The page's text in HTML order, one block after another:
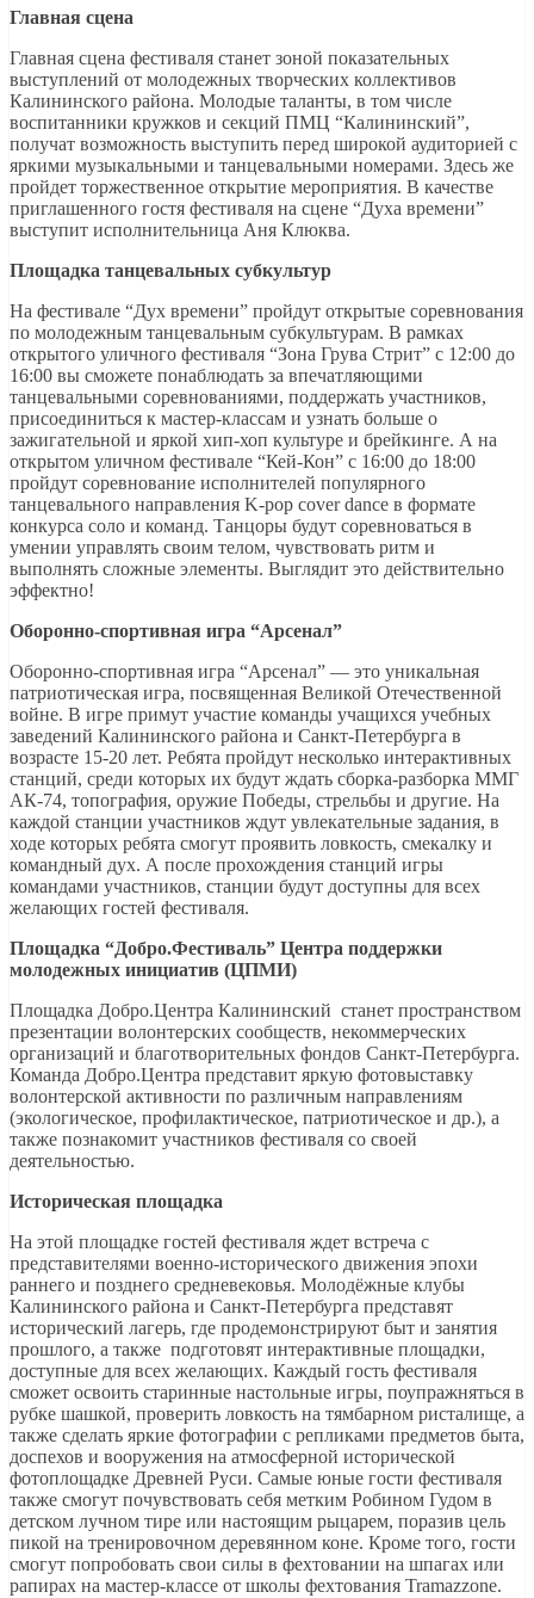
Главная сцена
Главная сцена фестиваля станет зоной показательных
выступлений от молодежных творческих коллективов
Калининского района. Молодые таланты, в том числе
воспитанники кружков и секций ПМЦ “Калининский”,
получат возможность выступить перед широкой аудиторией с
яркими музыкальными и танцевальными номерами. Здесь же
пройдет торжественное открытие мероприятия. В качестве
приглашенного гостя фестиваля на сцене “Духа времени”
выступит исполнительница Аня Клюква.
Площадка танцевальных субкультур
На фестивале “Дух времени” пройдут открытые соревнования
по молодежным танцевальным субкультурам. В рамках
открытого уличного фестиваля “Зона Грува Стрит” с 12:00 до
16:00 вы сможете понаблюдать за впечатляющими
танцевальными соревнованиями, поддержать участников,
присоединиться к мастер-классам и узнать больше о
зажигательной и яркой хип-хоп культуре и брейкинге. А на
открытом уличном фестивале “Кей-Кон” с 16:00 до 18:00
пройдут соревнование исполнителей популярного
танцевального направления K-pop cover dance в формате
конкурса соло и команд. Танцоры будут соревноваться в
умении управлять своим телом, чувствовать ритм и
выполнять сложные элементы. Выглядит это действительно
эффектно!
Оборонно-спортивная игра “Арсенал”
Оборонно-спортивная игра “Арсенал” — это уникальная
патриотическая игра, посвященная Великой Отечественной
войне. В игре примут участие команды учащихся учебных
заведений Калининского района и Санкт-Петербурга в
возрасте 15-20 лет. Ребята пройдут несколько интерактивных
станций, среди которых их будут ждать сборка-разборка ММГ
АК-74, топография, оружие Победы, стрельбы и другие. На
каждой станции участников ждут увлекательные задания, в
ходе которых ребята смогут проявить ловкость, смекалку и
командный дух. А после прохождения станций игры
командами участников, станции будут доступны для всех
желающих гостей фестиваля.
Площадка “Добро.Фестиваль” Центра поддержки
молодежных инициатив (ЦПМИ)
Площадка Добро.Центра Калининский станет пространством
презентации волонтерских сообществ, некоммерческих
организаций и благотворительных фондов Санкт-Петербурга.
Команда Добро.Центра представит яркую фотовыставку
волонтерской активности по различным направлениям
(экологическое, профилактическое, патриотическое и др.), а
также познакомит участников фестиваля со своей
деятельностью.
Историческая площадка
На этой площадке гостей фестиваля ждет встреча с
представителями военно-исторического движения эпохи
раннего и позднего средневековья. Молодёжные клубы
Калининского района и Санкт-Петербурга представят
исторический лагерь, где продемонстрируют быт и занятия
прошлого, а также подготовят интерактивные площадки,
доступные для всех желающих. Каждый гость фестиваля
сможет освоить старинные настольные игры, поупражняться в
рубке шашкой, проверить ловкость на тямбарном ристалище, а
также сделать яркие фотографии с репликами предметов быта,
доспехов и вооружения на атмосферной исторической
фотоплощадке Древней Руси. Самые юные гости фестиваля
также смогут почувствовать себя метким Робином Гудом в
детском лучном тире или настоящим рыцарем, поразив цель
пикой на тренировочном деревянном коне. Кроме того, гости
смогут попробовать свои силы в фехтовании на шпагах или
рапирах на мастер-классе от школы фехтования Tramazzone.